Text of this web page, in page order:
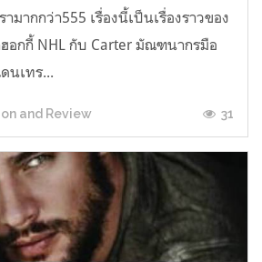
ามากกว่า555 เรื่องนี้เป็นเรื่องราวของ
อกกี้ NHL กับ Carter มัณฑนากรมือ
นเทร...
and Review 31